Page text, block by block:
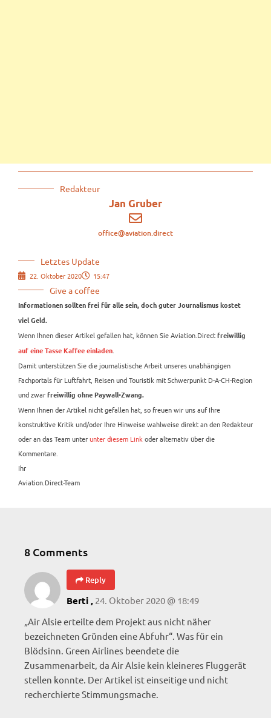
Redakteur
Jan Gruber
office@aviation.direct
Letztes Update
22. Oktober 2020 15:47
Give a coffee
Informationen sollten frei für alle sein, doch guter Journalismus kostet
viel Geld.
Wenn Ihnen dieser Artikel gefallen hat, können Sie Aviation.Direct freiwillig
auf eine Tasse Kaffee einladen
Damit unterstützen Sie die journalistische Arbeit unseres unabhängigen
Fachportals für Luftfahrt, Reisen und Touristik mit Schwerpunkt D-A-CH-Region
und zwar freiwillig ohne Paywall-Zwang.
Wenn Ihnen der Artikel nicht gefallen hat, so freuen wir uns auf Ihre
konstruktive Kritik und/oder Ihre Hinweise wahlweise direkt an den Redakteur
oder an das Team unterunter diesem Link oder alternativ über die
Kommentare.
Ihr
Aviation.Direct-Team
8 Comments
Reply
Berti , 24. Oktober 2020 @ 18:49
„Air Alsie erteilte dem Projekt aus nicht näher
bezeichneten Gründen eine Abfuhr“. Was für ein
Blödsinn. Green Airlines beendete die
Zusammenarbeit, da Air Alsie kein kleineres Fluggerät
stellen konnte. Der Artikel ist einseitige und nicht
recherchierte Stimmungsmache.